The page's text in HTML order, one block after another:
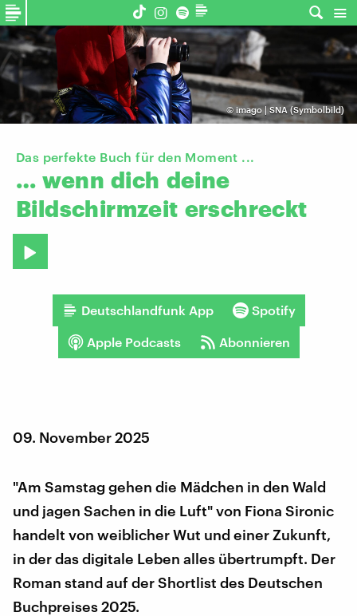
© imago | SNA (Symbolbild)
Das perfekte Buch für den Moment ...
… wenn dich deine
Bildschirmzeit erschreckt
Deutschlandfunk App Spotify
Apple Podcasts Abonnieren
09. November 2025
"Am Samstag gehen die Mädchen in den Wald
und jagen Sachen in die Luft" von Fiona Sironic
handelt von weiblicher Wut und einer Zukunft,
in der das digitale Leben alles übertrumpft. Der
Roman stand auf der Shortlist des Deutschen
Buchpreises 2025.